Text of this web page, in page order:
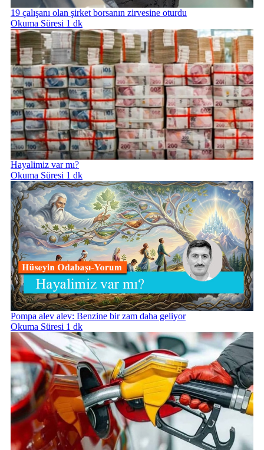
19 çalışanı olan şirket borsanın zirvesine oturdu
Okuma Süresi 1 dk
Hayalimiz var mı?
Okuma Süresi 1 dk
Pompa alev alev: Benzine bir zam daha geliyor
Okuma Süresi 1 dk